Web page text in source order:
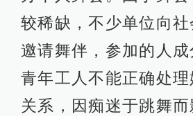
较稀缺，不少单位向
邀请舞伴，参加的人
青年工人不能正确处
关系，因痴迷于跳舞